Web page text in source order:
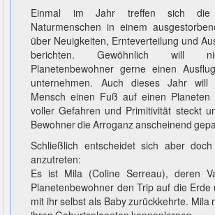
Einmal im Jahr treffen sich die
Naturmenschen in einem
über Neuigkeiten, Ernteverteilung und
berichten. Gewöhnlich will
Planetenbewohner gerne einen
unternehmen. Auch dieses Jahr will
Mensch einen Fuß auf einen
voller Gefahren und Primitivität steckt
Bewohner die Arroganz anscheinend
Schließlich entscheidet sich aber
anzutreten:
Es ist Mila (Coline Serreau), deren
Planetenbewohner den Trip auf die
mit ihr selbst als Baby zurückkehrte. Mila